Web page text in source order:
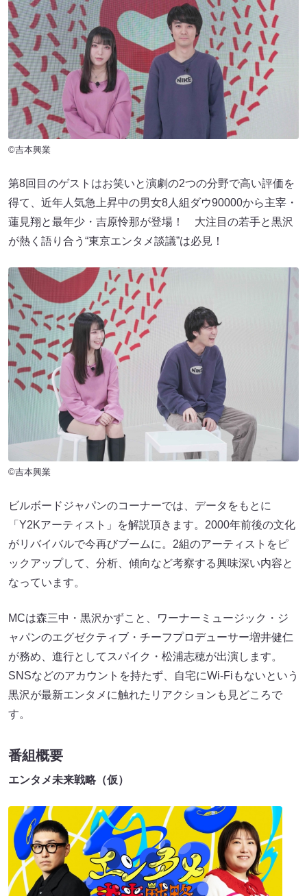
©吉本興業
第8回目のゲストはお笑いと演劇の2つの分野で高い評価を
得て、近年人気急上昇中の男女8人組ダウ90000から主宰・
蓮見翔と最年少・吉原怜那が登場！ 大注目の若手と黒沢
が熱く語り合う“東京エンタメ談議”は必見！
©吉本興業
ビルボードジャパンのコーナーでは、データをもとに
「Y2Kアーティスト」を解説頂きます。2000年前後の文化
がリバイバルで今再びブームに。2組のアーティストをピ
ックアップして、分析、傾向など考察する興味深い内容と
なっています。
MCは森三中・黒沢かずこと、ワーナーミュージック・ジ
ャパンのエグゼクティブ・チーフプロデューサー増井健仁
が務め、進行としてスパイク・松浦志穂が出演します。
SNSなどのアカウントを持たず、自宅にWi-Fiもないという
黒沢が最新エンタメに触れたリアクションも見どころで
す。
番組概要
エンタメ未来戦略（仮）